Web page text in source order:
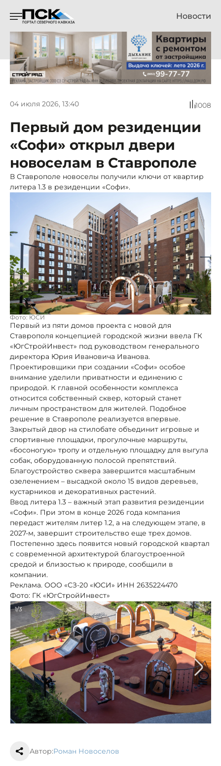
Новости
04 июля 2026, 13:40 1008
Первый дом резиденции
«Софи» открыл двери
новоселам в Ставрополе
В Ставрополе новоселы получили ключи от квартир
литера 1.3 в резиденции «Софи».
Фото: ЮСИ
Первый из пяти домов проекта с новой для
Ставрополя концепцией городской жизни ввела ГК
«ЮгСтройИнвест» под руководством генерального
директора Юрия Ивановича Иванова.
Проектировщики при создании «Софи» особое
внимание уделили приватности и единению с
природой. К главной особенности комплекса
относится собственный сквер, который станет
личным пространством для жителей. Подобное
решение в Ставрополе реализуется впервые.
Закрытый двор на стилобате объединит игровые и
спортивные площадки, прогулочные маршруты,
«босоногую» тропу и отдельную площадку для выгула
собак, оборудованную полосой препятствий.
Благоустройство сквера завершится масштабным
озеленением – высадкой около 15 видов деревьев,
кустарников и декоративных растений.
Ввод литера 1.3 – важный этап развития резиденции
«Софи». При этом в конце 2026 года компания
передаст жителям литер 1.2, а на следующем этапе, в
2027-м, завершит строительство еще трех домов.
Постепенно здесь появится новый городской квартал
с современной архитектурой благоустроенной
средой и близостью к природе, сообщили в
компании.
Реклама. ООО «СЗ-20 «ЮСИ» ИНН 2635224470
Фото: ГК «ЮгСтройИнвест»
1/3
Автор:Роман Новоселов